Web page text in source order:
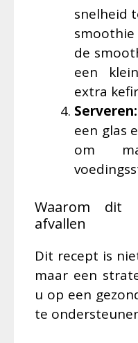
snelheid
de
een
extra
Serveren:
een glas
om
Waarom dit
afvallen
Dit recept is
maar een
u op een
te